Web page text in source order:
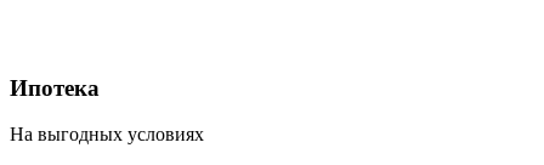
Ипотека
На выгодных условиях